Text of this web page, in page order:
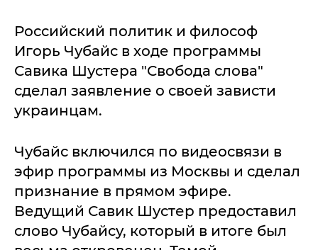
Российский политик и философ
Игорь Чубайс в ходе программы
Савика Шустера "Свобода слова"
сделал заявление о своей зависти
украинцам.
Чубайс включился по видеосвязи в
эфир программы из Москвы и сделал
признание в прямом эфире.
Ведущий Савик Шустер предоставил
слово Чубайсу, который в итоге был